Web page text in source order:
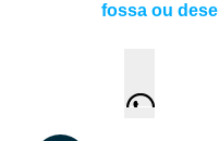
fossa ou
Atendimento